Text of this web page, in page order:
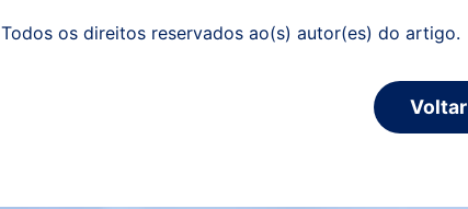
Todos os direitos reservados ao(s) autor(es) do artigo.
Voltar